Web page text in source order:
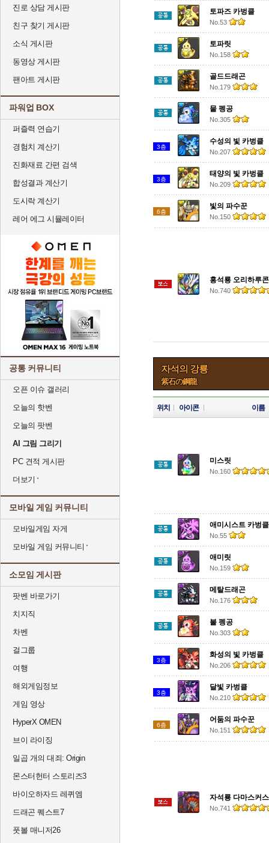
진로 상담 게시판
친구 찾기 게시판
소식 게시판
동영상 게시판
팬아트 게시판
파워업 BOX
퍼즐력 연습기
경험치 계산기
진화재료 간편 검색
합성결과 계산기
도시락 계산기
레어 에그 시뮬레이터
공통 커뮤니티
오픈 이슈 갤러리
오늘의 핫벤
오늘의 팟벤
AI 그림 그리기
PC 견적 게시판
더보기
모바일 게임 커뮤니티
모바일게임 자게
모바일 게임 커뮤니티
소모임 게시판
팟벤 바로가기
치지직
차벤
걸그룹
여행
해외게임정보
게임 영상
HyperX OMEN
브이 라이징
일곱 개의 대죄: Origin
몬스터헌터 스토리즈3
바이오하자드 레퀴엠
드래곤 퀘스트7
풋볼 매니저26
토파즈 카벙클
No.53
토파릿
No.158
골드드래곤
No.179
물 펭공
No.305
3층
수성의 빛 카벙클
No.207
3층
태양의 빛 카벙클
No.209
6층
빛의 파수꾼
No.150
홍석룡 오리하루콘
No.740
자석의 강룡
紫石の鋼龍
위치 아이콘 이름
미스릿
No.160
애미시스트 카벙클
No.55
애미릿
No.159
메탈드래곤
No.176
불 펭공
No.303
3층
화성의 빛 카벙클
No.206
3층
달빛 카벙클
No.210
6층
어둠의 파수꾼
No.151
자석룡 다마스커스
No.741